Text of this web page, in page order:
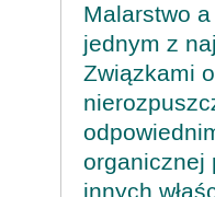
Malarstwo
jednym z
Związkami
organicznej